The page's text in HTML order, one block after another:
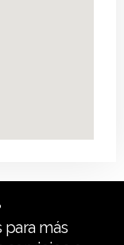
más